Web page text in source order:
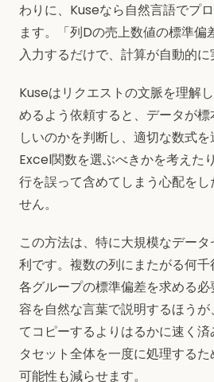
わりに、Kuseなら自然言語でプ
ます。「列Dの売上数値の標準偏
入力するだけで、計算が自動的に
Kuseはリクエストの文脈を理解
めるよう依頼すると、データが
しいのかを判断し、適切な数式
Excel関数を選ぶべきかを考えた
行を誤って含めてしまう心配を
せん。
この方法は、特に大規模なデー
利です。複数の列にまたがる何千
各グループの標準偏差を求める
容を自然な言葉で説明するほう
てコピーするよりはるかに速く
タセット全体を一度に処理する
可能性も減らせます。